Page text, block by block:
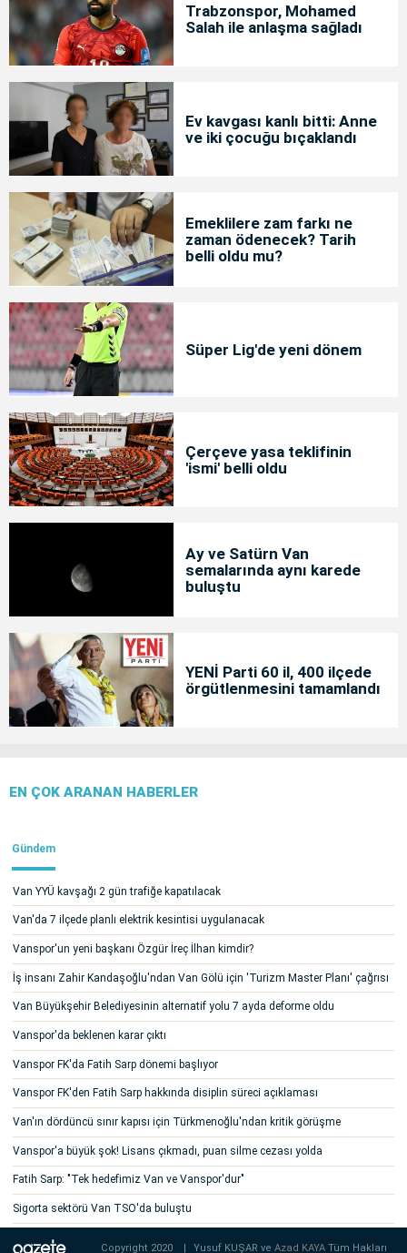
Trabzonspor, Mohamed
Salah ile anlaşma sağladı
Ev kavgası kanlı bitti: Anne
ve iki çocuğu bıçaklandı
Emeklilere zam farkı ne
zaman ödenecek? Tarih
belli oldu mu?
Süper Lig'de yeni dönem
Çerçeve yasa teklifinin
'ismi' belli oldu
Ay ve Satürn Van
semalarında aynı karede
buluştu
YENİ Parti 60 il, 400 ilçede
örgütlenmesini tamamlandı
EN ÇOK ARANAN HABERLER
Gündem
Van YYÜ kavşağı 2 gün trafiğe kapatılacak
Van'da 7 ilçede planlı elektrik kesintisi uygulanacak
Vanspor'un yeni başkanı Özgür İreç İlhan kimdir?
İş insanı Zahir Kandaşoğlu'ndan Van Gölü için 'Turizm Master Planı' çağrısı
Van Büyükşehir Belediyesinin alternatif yolu 7 ayda deforme oldu
Vanspor'da beklenen karar çıktı
Vanspor FK'da Fatih Sarp dönemi başlıyor
Vanspor FK'den Fatih Sarp hakkında disiplin süreci açıklaması
Van'ın dördüncü sınır kapısı için Türkmenoğlu'ndan kritik görüşme
Vanspor'a büyük şok! Lisans çıkmadı, puan silme cezası yolda
Fatih Sarp: "Tek hedefimiz Van ve Vanspor'dur"
Sigorta sektörü Van TSO'da buluştu
Copyright 2020 | Yusuf KUŞAR veAzad KAYATüm Hakları